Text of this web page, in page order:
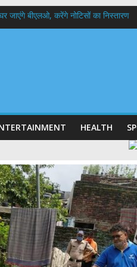
जाएंगे बीएलओ, करेंगे नोटिसों का निस्तारण
रहें अधिकारी-मुख्य सचिव मानसून-एसईओसी
HEALTH